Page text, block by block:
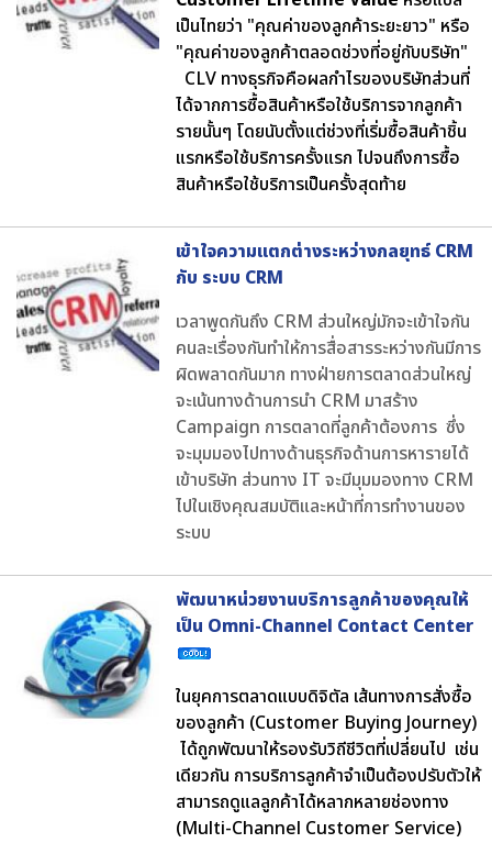
เป็นไทยว่า "คุณค่าของลูกค้าระยะยาว" หรือ
"คุณค่าของลูกค้าตลอดช่วงที่อยู่กับบริษัท"
CLV ทางธุรกิจคือผลกำไรของบริษัทส่วนที่
ได้จากการซื้อสินค้าหรือใช้บริการจากลูกค้า
รายนั้นๆ โดยนับตั้งแต่ช่วงที่เริ่มซื้อสินค้าชิ้น
แรกหรือใช้บริการครั้งแรก ไปจนถึงการซื้อ
สินค้าหรือใช้บริการเป็นครั้งสุดท้าย
เข้าใจความแตกต่างระหว่างกลยุทธ์ CRM
กับ ระบบ CRM
เวลาพูดกันถึง CRM ส่วนใหญ่มักจะเข้าใจกัน
คนละเรื่องกันทำให้การสื่อสารระหว่างกันมีการ
ผิดพลาดกันมาก ทางฝ่ายการตลาดส่วนใหญ่
จะเน้นทางด้านการนำ CRM มาสร้าง
Campaign การตลาดที่ลูกค้าต้องการ ซึ่ง
จะมุมมองไปทางด้านธุรกิจด้านการหารายได้
เข้าบริษัท ส่วนทาง IT จะมีมุมมองทาง CRM
ไปในเชิงคุณสมบัติและหน้าที่การทำงานของ
ระบบ
พัฒนาหน่วยงานบริการลูกค้าของคุณให้
เป็น Omni-Channel Contact Center
ในยุคการตลาดแบบดิจิตัล เส้นทางการสั่งซื้อ
ของลูกค้า (Customer Buying Journey)
ได้ถูกพัฒนาให้รองรับวิถีชีวิตที่เปลี่ยนไป เช่น
เดียวกัน การบริการลูกค้าจำเป็นต้องปรับตัวให้
สามารถดูแลลูกค้าได้หลากหลายช่องทาง
(Multi-Channel Customer Service)